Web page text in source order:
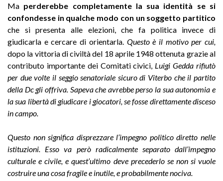
Ma perderebbe completamente la sua identità se si
confondesse in qualche modo con un soggetto partitico
che si presenta alle elezioni, che fa politica invece di
giudicarla e cercare di orientarla. Questo è il motivo per cui,
dopo la vittoria di civiltà del 18 aprile 1948 ottenuta grazie al
contributo importante dei Comitati civici, Luigi Gedda rifiutò
per due volte il seggio senatoriale sicuro di Viterbo che il partito
della Dc gli offriva. Sapeva che avrebbe perso la sua autonomia e
la sua libertà di giudicare i giocatori, se fosse direttamente disceso
in campo.
Questo non significa disprezzare l’impegno politico diretto nelle
istituzioni. Esso va però radicalmente separato dall’impegno
culturale e civile, e quest’ultimo deve precederlo se non si vuole
costruire una cosa fragile e inutile, e probabilmente nociva.